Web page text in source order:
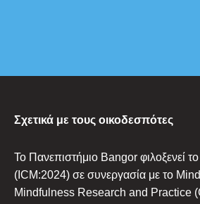
Σχετικά με τους οικοδεσπότες
Το Πανεπιστήμιο Bangor φιλοξενεί
(ICM:2024) σε συνεργασία με το
Mindfulness Research and Practice